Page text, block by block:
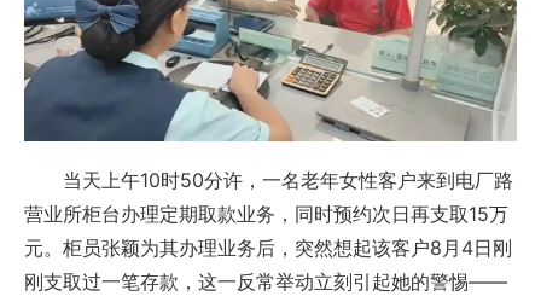
当天上午10时50分许，一名老年女性客户来到电厂路
营业所柜台办理定期取款业务，同时预约次日再支取15万
元。柜员张颖为其办理业务后，突然想起该客户8月4日刚
刚支取过一笔存款，这一反常举动立刻引起她的警惕——